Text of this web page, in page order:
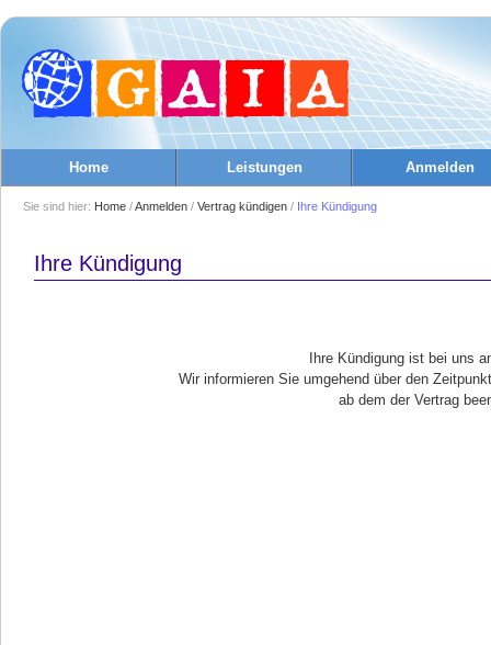
Home Leistungen Anmelden
Sie sind hier: Home /Anmelden / Vertrag kündigen / Ihre Kündigung
Ihre Kündigung
Ihre Kündigung ist bei uns
Wir informieren Sie umgehend über den
ab dem der Vertrag